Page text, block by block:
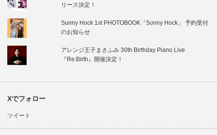
リース決定！
Sunny Hock 1st PHOTOBOOK「5unny Hock」 予約受付
のお知らせ
アレンジ王子まさふみ 30th Birthday Piano Live
『Re:Birth』開催決定！
Xでフォロー
ツイート